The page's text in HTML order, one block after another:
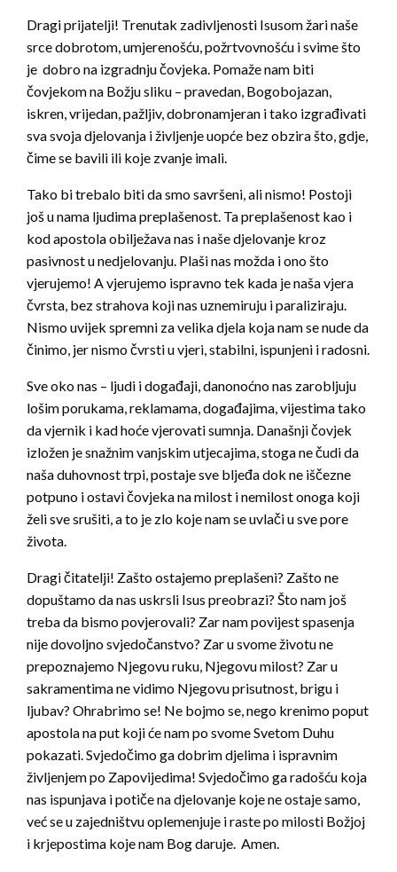
Dragi prijatelji! Trenutak zadivljenosti Isusom žari naše
srce dobrotom, umjerenošću, požrtvovnošću i svime što
je dobro na izgradnju čovjeka. Pomaže nam biti
čovjekom na Božju sliku – pravedan, Bogobojazan,
iskren, vrijedan, pažljiv, dobronamjeran i tako izgrađivati
sva svoja djelovanja i življenje uopće bez obzira što, gdje,
čime se bavili ili koje zvanje imali.
Tako bi trebalo biti da smo savršeni, ali nismo! Postoji
još u nama ljudima preplašenost. Ta preplašenost kao i
kod apostola obilježava nas i naše djelovanje kroz
pasivnost u nedjelovanju. Plaši nas možda i ono što
vjerujemo! A vjerujemo ispravno tek kada je naša vjera
čvrsta, bez strahova koji nas uznemiruju i paraliziraju.
Nismo uvijek spremni za velika djela koja nam se nude da
činimo, jer nismo čvrsti u vjeri, stabilni, ispunjeni i radosni.
Sve oko nas – ljudi i događaji, danonoćno nas zarobljuju
lošim porukama, reklamama, događajima, vijestima tako
da vjernik i kad hoće vjerovati sumnja. Današnji čovjek
izložen je snažnim vanjskim utjecajima, stoga ne čudi da
naša duhovnost trpi, postaje sve bljeđa dok ne iščezne
potpuno i ostavi čovjeka na milost i nemilost onoga koji
želi sve srušiti, a to je zlo koje nam se uvlači u sve pore
života.
Dragi čitatelji! Zašto ostajemo preplašeni? Zašto ne
dopuštamo da nas uskrsli Isus preobrazi? Što nam još
treba da bismo povjerovali? Zar nam povijest spasenja
nije dovoljno svjedočanstvo? Zar u svome životu ne
prepoznajemo Njegovu ruku, Njegovu milost? Zar u
sakramentima ne vidimo Njegovu prisutnost, brigu i
ljubav? Ohrabrimo se! Ne bojmo se, nego krenimo poput
apostola na put koji će nam po svome Svetom Duhu
pokazati. Svjedočimo ga dobrim djelima i ispravnim
življenjem po Zapovijedima! Svjedočimo ga radošću koja
nas ispunjava i potiče na djelovanje koje ne ostaje samo,
već se u zajedništvu oplemenjuje i raste po milosti Božjoj
i krjepostima koje nam Bog daruje. Amen.